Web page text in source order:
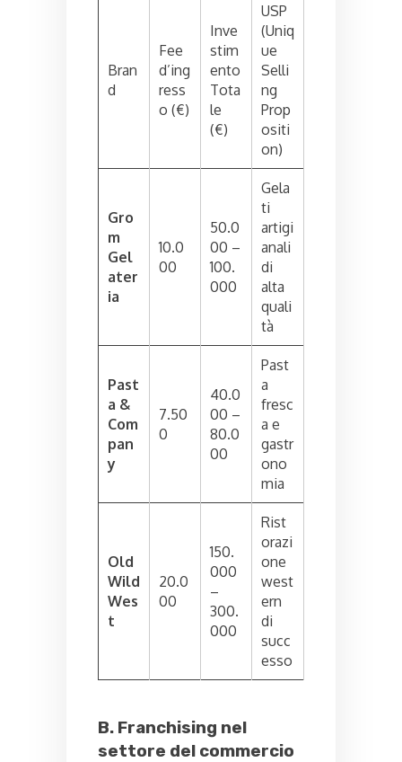
Bran
d
Fee
d’ing
ress
o (€)
Inve
stim
ento
Tota
le
(€)
USP
(Uniq
ue
Selli
ng
Prop
ositi
on)
Gro
m
Gel
ater
ia
10.0
00
50.0
00 –
100.
000
Gela
ti
artigi
anali
di
alta
quali
tà
Past
a &
Com
pan
y
7.50
0
40.0
00 –
80.0
00
Past
a
fresc
a e
gastr
ono
mia
Old
Wild
Wes
t
20.0
00
150.
000
–
300.
000
Rist
orazi
one
west
ern
di
succ
esso
B. Franchising nel
settore del commercio